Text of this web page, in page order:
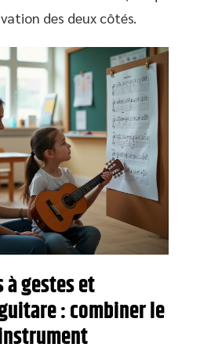
des deux côtés.
à gestes et
: combiner le